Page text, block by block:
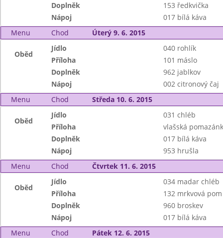
Doplněk
153 ředkvička
Nápoj
017 bílá káva
Menu
Chod Úterý 9. 6. 2015
Oběd
Jídlo
040 rohlík
Příloha
101 máslo
Doplněk
962 jablkov
Nápoj
002 citronový čaj
Menu
Chod Středa 10. 6. 2015
Oběd
Jídlo
031 chléb
Příloha
vlašská
Doplněk
017 bílá káva
Nápoj
953 hrušla
Menu
Chod Čtvrtek 11. 6. 2015
Oběd
Jídlo
034 madar chléb
Příloha
132 mrkvová pom
Doplněk
960 broskev
Nápoj
017 bílá káva
Menu
Chod Pátek 12. 6. 2015